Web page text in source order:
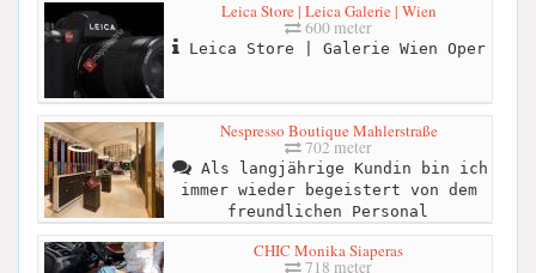
Leica Store | Leica Galerie | Wien
600 meter
Leica Store | Galerie Wien Oper
Nespresso Boutique Mahlerstraße
702 meter
Als langjährige Kundin bin ich
immer wieder begeistert von dem
freundlichen Personal
CHIC Monika Siaperas
718 meter